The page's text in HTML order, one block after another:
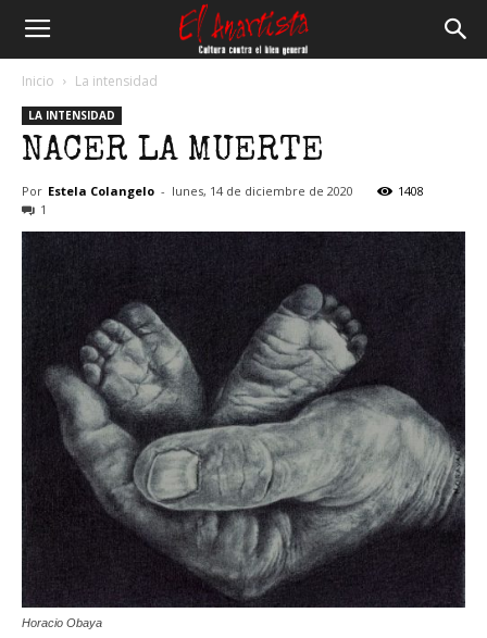
Anartista
Inicio La intensidad
LA INTENSIDAD
NACER LA MUERTE
Por Estela Colangelo - lunes, 14 de diciembre de 2020
1408
1
Horacio Obaya